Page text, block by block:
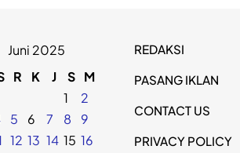
Juni 2025
R K J S M
1
2
5 6 7 8
9
12 13 14 15 16
REDAKSI
PASANG IKLAN
CONTACT US
PRIVACY POLICY